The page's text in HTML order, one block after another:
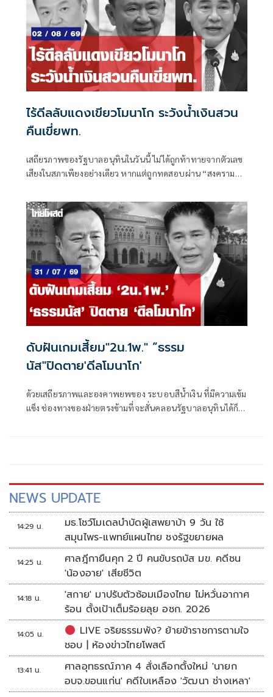
อำนาจการเมือง โผมหาดไทยก็จะอยู่ในความสนใจของแวดวง
การเมืองตามไปด้วย
ไร้ดีลลับแดงเขียวโมนาโก ระวังน้ำเงินสวน
คืนเขี่ยพท.
เสถียรภาพของรัฐบาลอนุทินในวันนี้ ไม่ได้ถูกท้าทายจากตัวเลข
เสียงในสภาเพียงอย่างเดียว หากแต่ถูกทดสอบผ่าน “สงคราม
ข่ายอำนาจของพรรคภูมิใจไทย
ดับฝันเกมเสี้ยม"2น.1พ." “ธรรม
นัส"ปิดตาย'ดีลโมนาโก'
ด้วยเสถียรภาพและองคาพยพของ ระบอบสีน้ำเงิน ที่มีความเข้ม
แข็ง ช่องทางของฝ่ายตรงข้ามที่จะสั่นคลอนรัฐบาลอนุทินได้ก็
NEWS UPDATE
14:29 น.
มธ.โชว์โมเดลบำบัดผู้เสพยาบ้า 9 วัน ใช้
สมุนไพร-แพทย์แผนไทย ชงรัฐขยายผล
14:25 น.
ศาลฎีกายืนคุก 2 ปี คนขับรถบัส มข. คดีชน
'น้องอาย' เสียชีวิต
14:18 น.
'สกาย' มาปรับตัวซ้อมเมืองไทย ไม่หวั่นอากาศ
ร้อน ตั้งเป้าเต็มร้อยลุย อชก. 2026
14:05 น.
LIVE จริยธรรมพัง? ย้ายข้าราชการตามใจ
ชอบ | ห้องข่าวไทยโพสต์
13:41 น.
ศาลอุทธรณ์ภาค 4 สั่งเลือกตั้งใหม่ 'นายก
อบจ.ขอนแก่น' คดีใบเหลือง 'วัฒนา ช่างเหลา'